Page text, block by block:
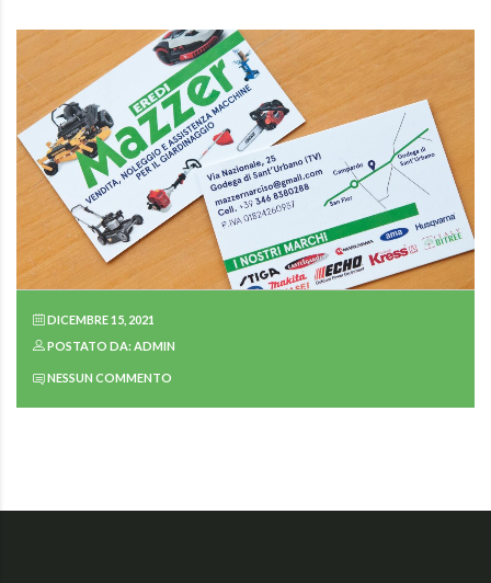
DICEMBRE 15, 2021
POSTATO DA: ADMIN
NESSUN COMMENTO